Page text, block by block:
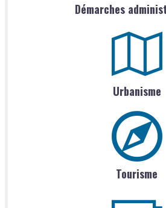
Démarches
Urbanisme
Tourisme